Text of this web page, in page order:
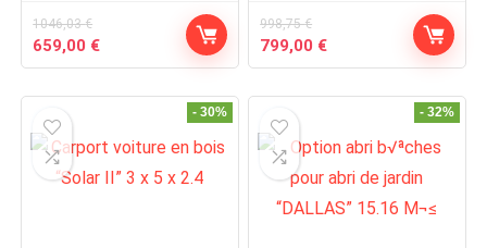
1046,03€
Original
price
659,00 €Current
price
998,75€
Original
price
799,00 €Current
price
- 30% - 32%